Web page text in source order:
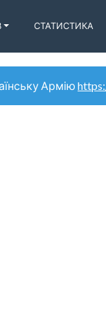
СТАТИСТИКА
Армію